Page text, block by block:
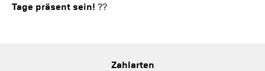
Tage präsent sein! ?️?
Zahlarten